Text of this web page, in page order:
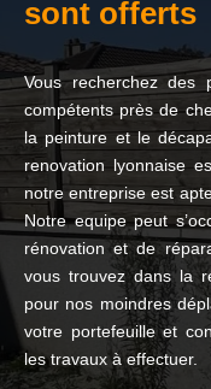
sont offerts
Vous recherchez des
compétents près de
la peinture et le
renovation lyonnaise
notre entreprise est
Notre equipe peut
rénovation et de
vous trouvez dans la
pour nos moindres
votre portefeuille et
les travaux à effectuer.